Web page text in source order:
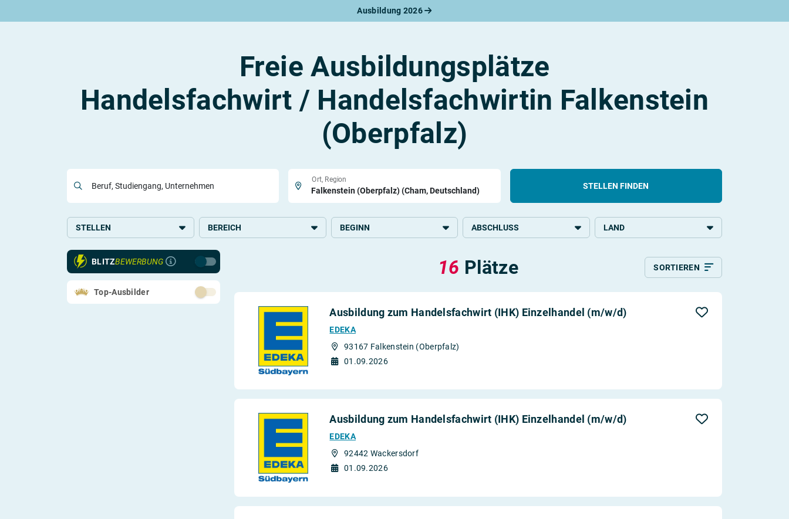
Ausbildung 2026
Rund um die Ausbildung
Lass dich finden
Rund um das duale StudiumRund um Berufe
Berufe nach Themen
Bewerbungsratgeber
Vorlagen
Online-Bewerbung
Vorstellungsgespräch
Bewerbungs-Check
Freie Ausbildungsplätze
Handelsfachwirt / Handelsfachwirtin Falkenstein
(Oberpfalz)
Beruf, Studiengang, Unternehmen
Ort, Region
STELLEN FINDEN
STELLEN
Ausbildung
BEREICH
Handel
BEGINN ABSCHLUSS LAND
Deutschland
BLITZBEWERBUNG
Top-Ausbilder
16 Plätze SORTIEREN
Ausbildung zum Handelsfachwirt (IHK) Einzelhandel (m/w/d)
EDEKA
93167 Falkenstein (Oberpfalz)
01.09.2026
Ausbildung zum Handelsfachwirt (IHK) Einzelhandel (m/w/d)
EDEKA
92442 Wackersdorf
01.09.2026